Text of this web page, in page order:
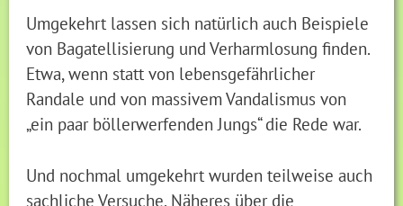
Umgekehrt lassen sich natürlich auch Beispiele
von Bagatellisierung und Verharmlosung finden.
Etwa, wenn statt von lebensgefährlicher
Randale und von massivem Vandalismus von
„ein paar böllerwerfenden Jungs“ die Rede war.
Und nochmal umgekehrt wurden teilweise auch
sachliche Versuche, Näheres über die